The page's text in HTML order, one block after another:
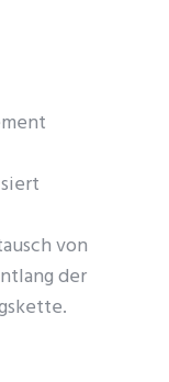
von
der